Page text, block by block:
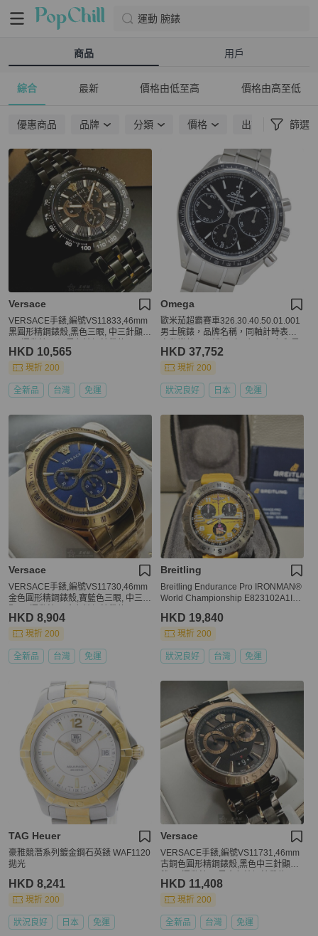
運動 腕錶
商品 用戶
綜合 最新 價格由低至高 價格由高至低
優惠商品 品牌 分類 價格 出貨地點 篩選
Versace
VERSACE手錶,編號VS11833,46mm
黑圓形精鋼錶殼,黑色三眼, 中三針顯
HKD 10,565
現折 200
全新品 台灣 免運
Omega
歐米茄超霸賽車326.30.40.50.01.001
男士腕錶，品牌名稱，同軸計時表，
色。
HKD 37,752
現折 200
狀況良好 日本 免運
Versace
VERSACE手錶,編號VS11730,46mm
金色圓形精鋼錶殼,寶藍色三眼, 中三針
HKD 8,904
現折 200
全新品 台灣 免運
Breitling
Breitling Endurance Pro IRONMAN®
World Championship E823102A1I1S
HKD 19,840
現折 200
狀況良好 台灣 免運
TAG Heuer
豪雅競潛系列鍍金鋼石英錶 WAF1120
拋光
HKD 8,241
現折 200
狀況良好 日本 免運
Versace
VERSACE手錶,編號VS11731,46mm
古銅色圓形精鋼錶殼,黑色中三針顯示,
HKD 11,408
現折 200
全新品 台灣 免運